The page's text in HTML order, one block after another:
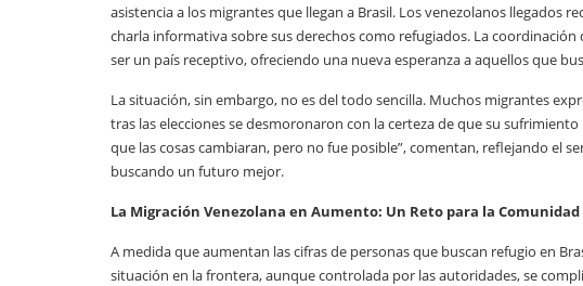
asistencia a los migrantes que llegan a Brasil. Los venezolanos llegados
charla informativa sobre sus derechos como refugiados. La
ser un país receptivo, ofreciendo una nueva esperanza a aquellos que
La situación, sin embargo, no es del todo sencilla. Muchos migrantes
tras las elecciones se desmoronaron con la certeza de que su
que las cosas cambiaran, pero no fue posible”, comentan, reflejando el
buscando un futuro mejor.
La Migración Venezolana en Aumento: Un Reto para la
A medida que aumentan las cifras de personas que buscan refugio en
situación en la frontera, aunque controlada por las autoridades, se